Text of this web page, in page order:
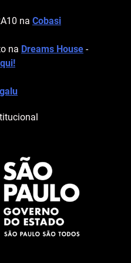
na Cobasi
na Dreams House -